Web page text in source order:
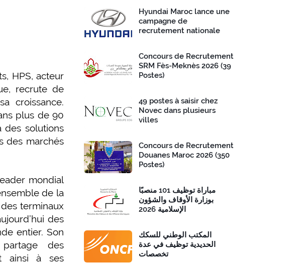
HPS, acteur
recrute de
croissance.
plus de 90
des solutions
des marchés
mondial
de la
terminaux
des
entier. Son
des
ainsi à ses
Hyundai Maroc lance une
campagne de
recrutement nationale
Concours de Recrutement
SRM Fès-Meknès 2026 (39
Postes)
49 postes à saisir chez
Novec dans plusieurs
villes
Concours de Recrutement
Douanes Maroc 2026 (350
Postes)
مباراة توظيف 101 منصبًا
بوزارة الأوقاف والشؤون
الإسلامية 2026
المكتب الوطني للسكك
الحديدية توظيف في عدة
تخصصات